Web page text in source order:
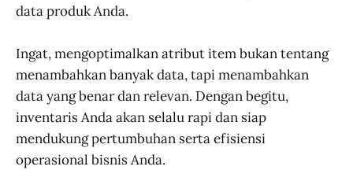
data produk Anda.
Ingat, mengoptimalkan atribut item bukan tentang
menambahkan banyak data, tapi menambahkan
data yang benar dan relevan. Dengan begitu,
inventaris Anda akan selalu rapi dan siap
mendukung pertumbuhan serta efisiensi
operasional bisnis Anda.